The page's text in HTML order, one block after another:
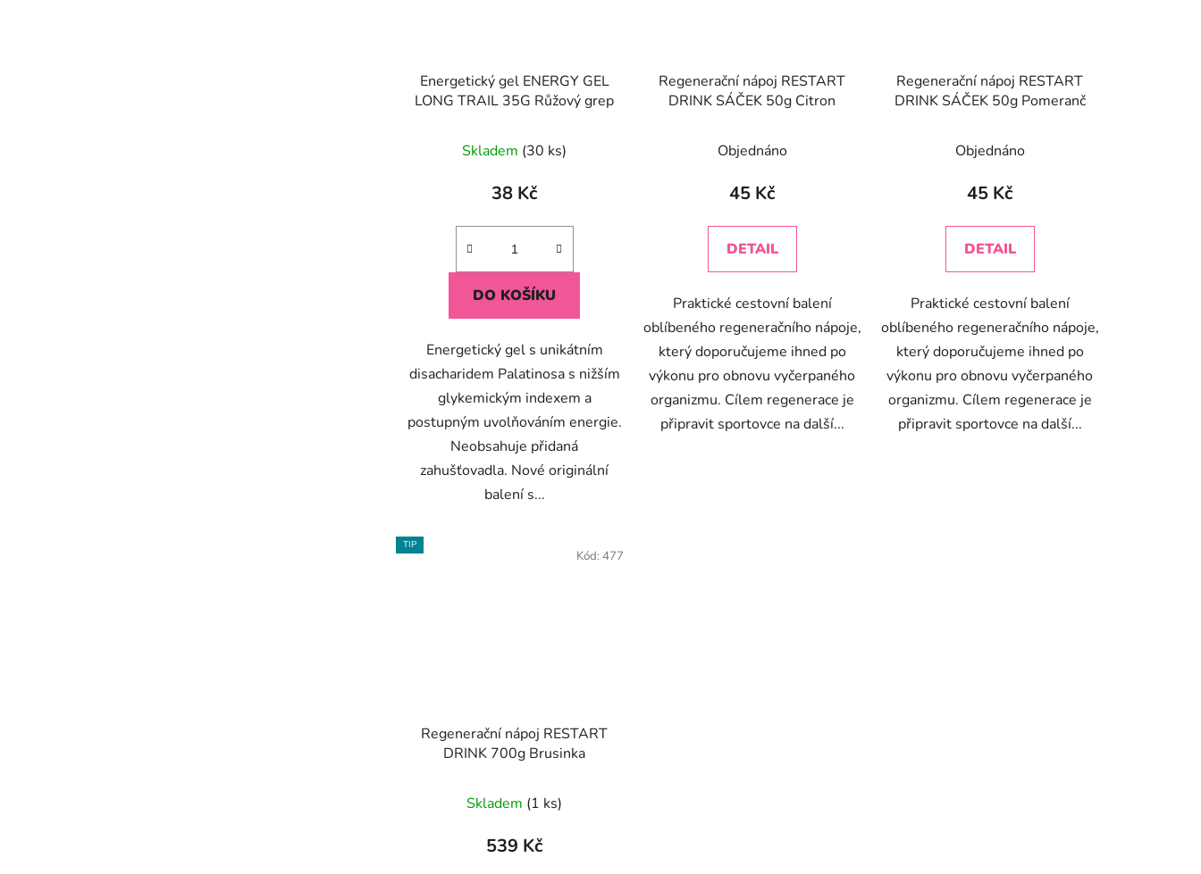
Energetický gel ENERGY GEL
LONG TRAIL 35G Růžový grep
hodnocení
produktu
5,0
z
hvězdiček.
Skladem (30 ks)
38 Kč
DO KOŠÍKU
Energetický gel s unikátním
disacharidem Palatinosa s nižším
glykemickým indexem a
postupným uvolňováním energie.
Neobsahuje přidaná
zahušťovadla. Nové originální
balení s...
Regenerační nápoj RESTART
DRINK SÁČEK 50g Citron
hodnocení
produktu
5,0
z
hvězdiček.
Objednáno
45 Kč
DETAIL
Praktické cestovní balení
oblíbeného regeneračního nápoje,
který doporučujeme ihned po
výkonu pro obnovu vyčerpaného
organizmu. Cílem regenerace je
připravit sportovce na další...
Regenerační nápoj RESTART
DRINK SÁČEK 50g Pomeranč
hodnocení
produktu
5,0
z
hvězdiček.
Objednáno
45 Kč
DETAIL
Praktické cestovní balení
oblíbeného regeneračního nápoje,
který doporučujeme ihned po
výkonu pro obnovu vyčerpaného
organizmu. Cílem regenerace je
připravit sportovce na další...
TIP
Regenerační nápoj RESTART
DRINK 700g Brusinka
hodnocení
produktu
Skladem (1 ks)
539 Kč
Kód: 477